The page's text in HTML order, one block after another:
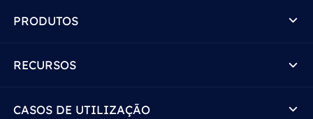
PRODUTOS
RECURSOS
CASOS DE UTILIZAÇÃO